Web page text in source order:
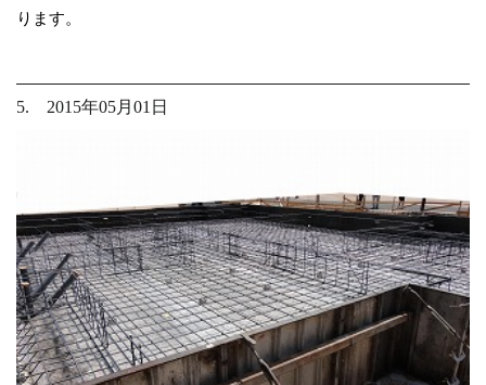
ります。
5. 2015年05月01日